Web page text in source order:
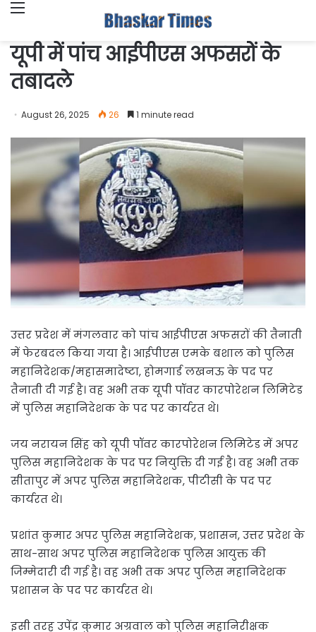
यूपी में पांच आईपीएस अफसरों के
तबादले
August 26, 2025 26 1 minute read
उत्तर प्रदेश में मंगलवार को पांच आईपीएस अफसरों की तैनाती
में फेरबदल किया गया है। आईपीएस एमके बशाल को पुलिस
महानिदेशक/महासमादेष्टा, होमगार्ड लखनऊ के पद पर
तैनाती दी गई है। वह अभी तक यूपी पॉवर कारपोरेशन लिमिटेड
में पुलिस महानिदेशक के पद पर कार्यरत थे।
जय नरायन सिंह को यूपी पॉवर कारपोरेशन लिमिटेड में अपर
पुलिस महानिदेशक के पद पर नियुक्ति दी गई है। वह अभी तक
सीतापुर में अपर पुलिस महानिदेशक, पीटीसी के पद पर
कार्यरत थे।
प्रशांत कुमार अपर पुलिस महानिदेशक, प्रशासन, उत्तर प्रदेश के
साथ-साथ अपर पुलिस महानिदेशक पुलिस आयुक्त की
जिम्मेदारी दी गई है। वह अभी तक अपर पुलिस महानिदेशक
प्रशासन के पद पर कार्यरत थे।
इसी तरह उपेंद्र कुमार अग्रवाल को पुलिस महानिरीक्षक